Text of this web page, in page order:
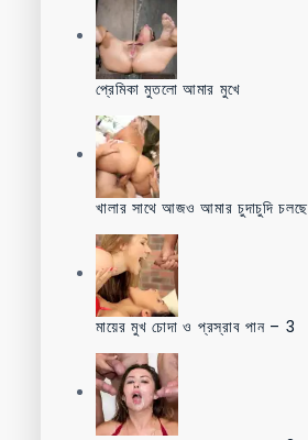
প্রেমিকা মুতলো আমার মুখে
খালার সাথে আজও আমার চুদাচুদি চলছে
মায়ের মুখ চোদা ও প্রস্রাব পান – 3